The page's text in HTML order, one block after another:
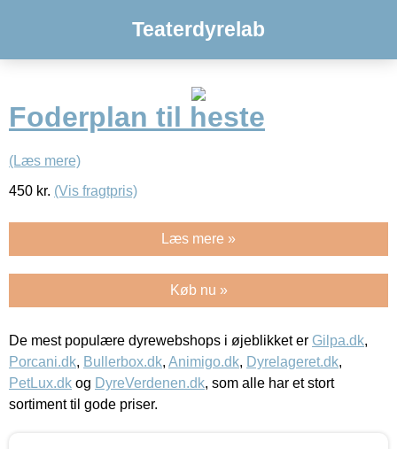
Teaterdyrelab
Foderplan til heste
(Læs mere)
450 kr. (Vis fragtpris)
Læs mere »
Køb nu »
De mest populære dyrewebshops i øjeblikket er Gilpa.dk,
Porcani.dk, Bullerbox.dk, Animigo.dk, Dyrelageret.dk,
PetLux.dk og DyreVerdenen.dk, som alle har et stort
sortiment til gode priser.